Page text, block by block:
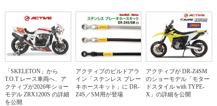
「SKELETON」から
T.O.T レース車両へ、ア
クティブが2026年ショー
モデル ZRX1200S の詳細
を公開
アクティブのビルドアラ
イン「ステンレス ブレー
キホースキット」に DR-
Z4S／SM用が登場
アクティブが DR-Z4SM
のショーモデル「モター
ドスタイル with TYPE-
X」の詳細を公開